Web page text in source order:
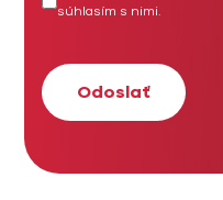
súhlasím s nimi.